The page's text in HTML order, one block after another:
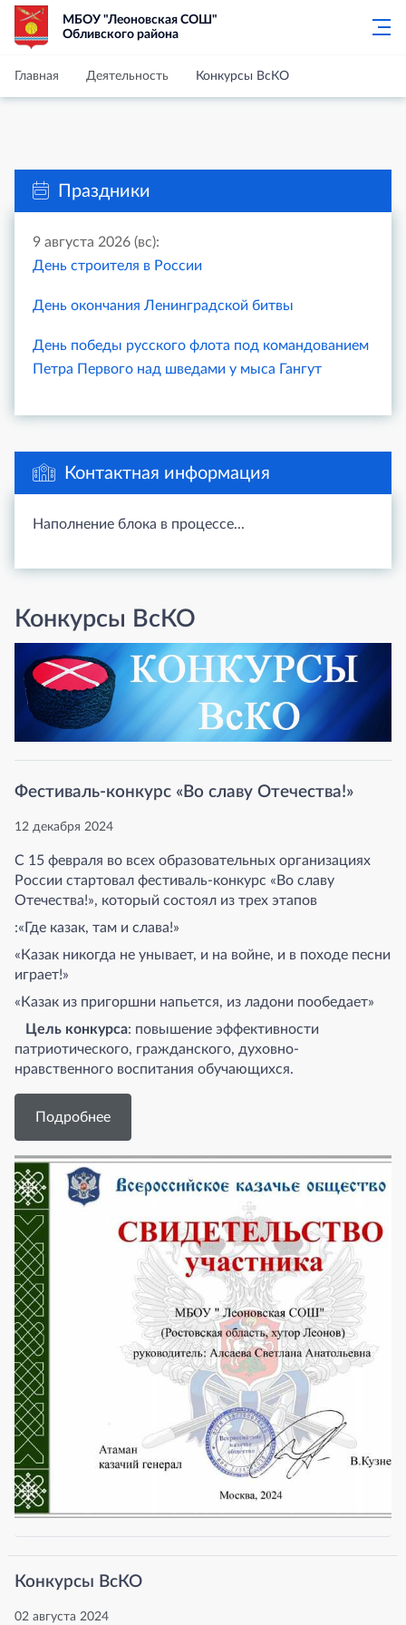
МБОУ "Леоновская СОШ"
Обливского района
Главная Деятельность Конкурсы ВсКО
Праздники
9 августа 2026 (вс):
День строителя в России
День окончания Ленинградской битвы
День победы русского флота под командованием
Петра Первого над шведами у мыса Гангут
Контактная информация
Наполнение блока в процессе...
Конкурсы ВсКО
Фестиваль-конкурс «Во славу Отечества!»
12 декабря 2024
С 15 февраля во всех образовательных организациях
России стартовал фестиваль-конкурс «Во славу
Отечества!», который состоял из трех этапов
:«Где казак, там и слава!»
«Казак никогда не унывает, и на войне, и в походе песни
играет!»
«Казак из пригоршни напьется, из ладони пообедает»
Цель конкурса: повышение эффективности
патриотического, гражданского, духовно-
нравственного воспитания обучающихся.
Подробнее
Конкурсы ВсКО
02 августа 2024